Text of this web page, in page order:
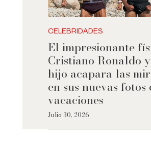
CELEBRIDADES
El impresionante
Cristiano Ronaldo
hijo acapara las
en sus nuevas fotos
vacaciones
Julio 30, 2026